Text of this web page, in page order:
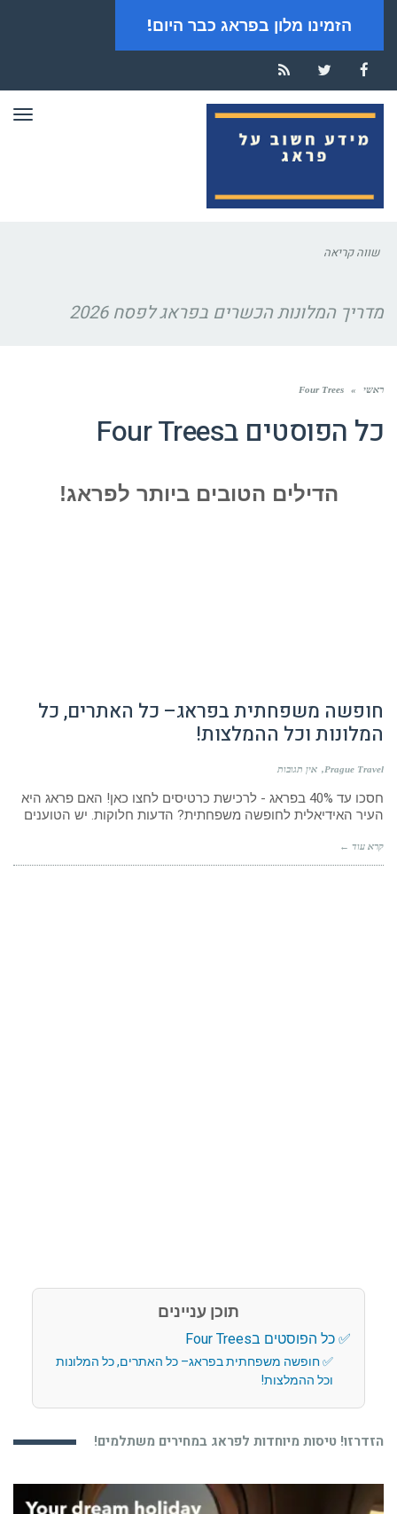
הזמינו מלון בפראג כבר היום!
Facebook
Twitter
RSS
שווה קריאה
מדריך המלונות הכשרים בפראג לפסח 2026
ראשי »
Four Trees
כל הפוסטים בFour Trees
הדילים הטובים ביותר לפראג!
חופשה משפחתית בפראג– כל האתרים, כל
המלונות וכל ההמלצות!
Prague Travel אין תגובות
חסכו עד 40% בפראג - לרכישת כרטיסים לחצו כאן! האם פראג היא
העיר האידיאלית לחופשה משפחתית? הדעות חלוקות. יש הטוענים
קרא עוד ←
תוכן עניינים
כל הפוסטים בFour Trees
חופשה משפחתית בפראג– כל האתרים, כל המלונות
וכל ההמלצות!
הזדרזו! טיסות מיוחדות לפראג במחירים משתלמים!